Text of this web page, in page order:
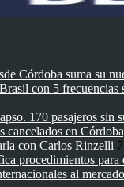
Córdoba suma su
con 5 frecuencias
170 pasajeros sin
cancelados en
con Carlos Rinzelli
procedimientos para
al